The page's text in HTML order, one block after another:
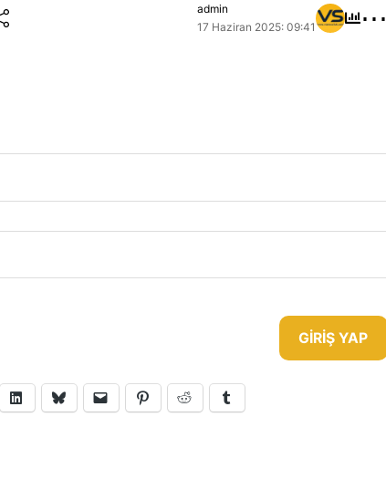
admin
17 Haziran 2025: 09:41
⋯
GIRIŞ YAP